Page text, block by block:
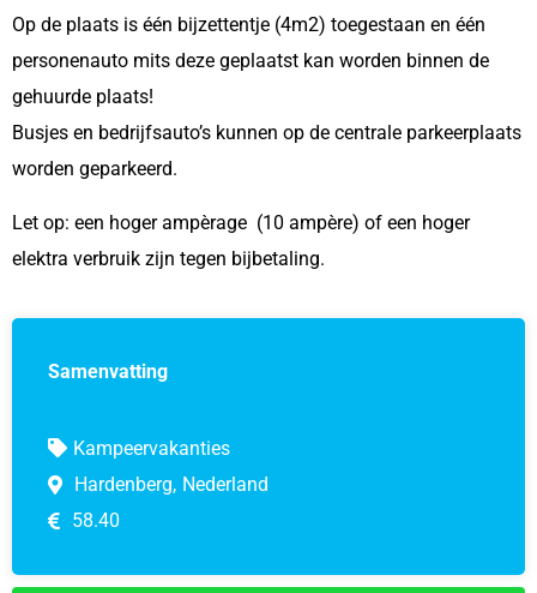
Op de plaats is één bijzettentje (4m2) toegestaan en één
personenauto mits deze geplaatst kan worden binnen de
gehuurde plaats!
Busjes en bedrijfsauto’s kunnen op de centrale parkeerplaats
worden geparkeerd.
Let op: een hoger ampèrage (10 ampère) of een hoger
elektra verbruik zijn tegen bijbetaling.
Samenvatting
Kampeervakanties
Hardenberg, Nederland
58.40